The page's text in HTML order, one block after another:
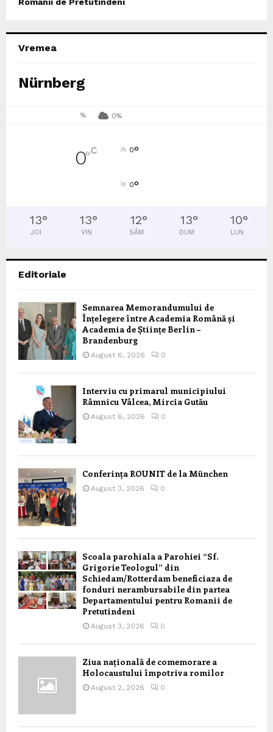
Vremea
Nürnberg
% 0%
0°C 0°
0°
13°
JOI
13°
VIN
12°
SÂM
13°
DUM
10°
LUN
Editoriale
Semnarea Memorandumului de
Înțelegere între Academia Română și
Academia de Științe Berlin –
Brandenburg
August 6, 2026 0
Interviu cu primarul municipiului
Râmnicu Vâlcea, Mircia Gutău
August 6, 2026 0
Conferința ROUNIT de la München
August 3, 2026 0
Scoala parohiala a Parohiei “Sf.
Grigorie Teologul” din
Schiedam/Rotterdam beneficiaza de
fonduri nerambursabile din partea
Departamentului pentru Romanii de
Pretutindeni
August 3, 2026 0
Ziua națională de comemorare a
Holocaustului împotriva romilor
August 2, 2026 0